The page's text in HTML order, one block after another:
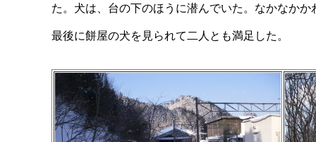
た。犬は、台の下のほうに潜んでいた。なかなか
最後に餅屋の犬を見られて二人とも満足した。